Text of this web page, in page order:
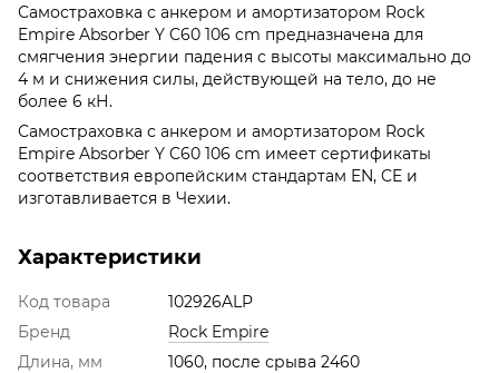
Самостраховка с анкером и амортизатором Rock
Empire Absorber Y C60 106 cm предназначена для
смягчения энергии падения с высоты максимально до
4 м и снижения силы, действующей на тело, до не
более 6 кН.
Самостраховка с анкером и амортизатором Rock
Empire Absorber Y C60 106 cm имеет сертификаты
соответствия европейским стандартам EN, CE и
изготавливается в Чехии.
Характеристики
Код товара
102926ALP
Бренд
Rock Empire
Длина, мм
1060, после срыва 2460